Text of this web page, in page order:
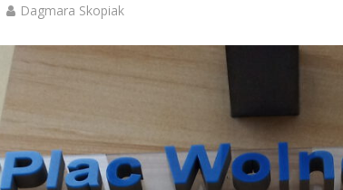
Dagmara Skopiak